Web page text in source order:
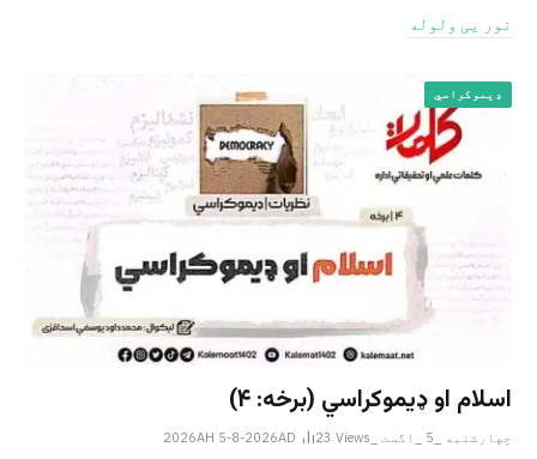
نور یی ولوله
ډیموکراسي
اسلام او ډیموکراسي (برخه: ۴)
چهارشنبه _5 _اگست _2026AH 5-8-2026AD 23 Views